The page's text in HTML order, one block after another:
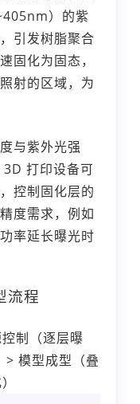
）的紫
引发树脂聚合
固化为固态，
射的区域，为
与紫外光强
打印设备可
控制固化层的
度需求，例如
率延长曝光时
流程
制（逐层曝
模型成型（叠